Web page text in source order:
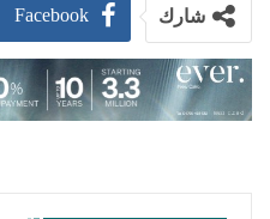
شارك Facebook